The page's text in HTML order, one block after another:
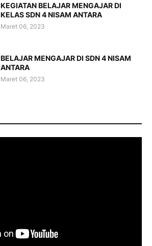
KEGIATAN BELAJAR MENGAJAR DI
KELAS SDN 4 NISAM ANTARA
Maret 06, 2023
BELAJAR MENGAJAR DI SDN 4 NISAM
ANTARA
Maret 06, 2023